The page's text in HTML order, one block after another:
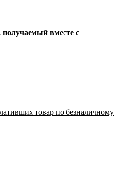
вместе с
товар по безналичному